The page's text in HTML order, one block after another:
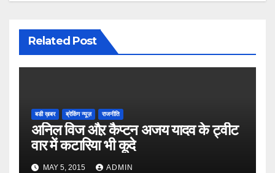
Related Post
बडी ख़बर ब्रेकिंग न्यूज़ राजनीति
अनिल विज औऱ कैप्टन अजय यादव के ट्वीट
वार में कटारिया भी कूदे
MAY 5, 2015 ADMIN